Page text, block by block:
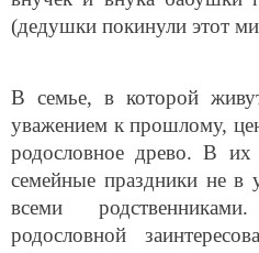
(дедушки покинули этот
В семье, в которой
уважением к прошлому,
родословное древо. В их
семейные праздники не в
всеми
родословной